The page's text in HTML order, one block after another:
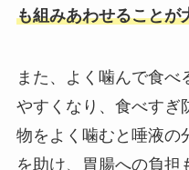
も組みあわせることが
また、よく噛んで食
やすくなり、食べすぎ
物をよく噛むと唾液の
を助け、胃腸への負担